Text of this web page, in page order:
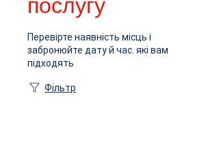
послугу
Перевірте наявність місць і
забронюйте дату й час, які вам
підходять
Фільтр